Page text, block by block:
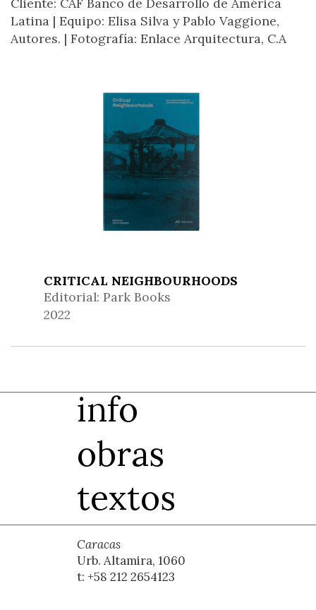
Latina | Equipo: Elisa Silva y Pablo Vaggione,
Autores. | Fotografía: Enlace Arquitectura, C.A
CRITICAL NEIGHBOURHOODS
Editorial: Park Books
2022
info
obras
textos
Caracas
Urb. Altamira, 1060
t: +58 212 2654123